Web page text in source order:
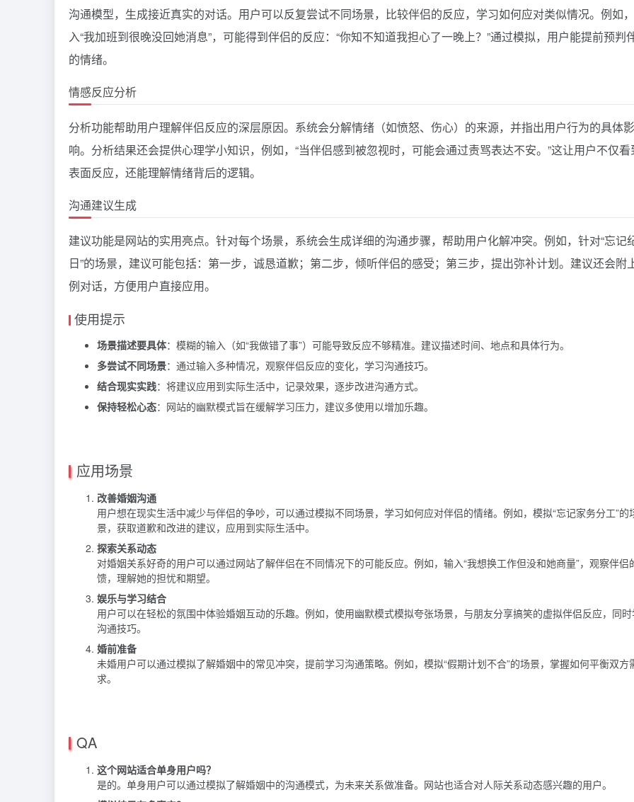
沟通模型，生成接近真实的对话。用户可以反复尝试不同场景，比较伴侣的反应，学习如何应对类似情况。例如
入“我加班到很晚没回她消息”，可能得到伴侣的反应：“你知不知道我担心了一晚上？”通过模拟，用户能提前预判
的情绪。
情感反应分析
分析功能帮助用户理解伴侣反应的深层原因。系统会分解情绪（如愤怒、伤心）的来源，并指出用户行为的具体影
响。分析结果还会提供心理学小知识，例如，“当伴侣感到被忽视时，可能会通过责骂表达不安。”这让用户不仅看
表面反应，还能理解情绪背后的逻辑。
沟通建议生成
建议功能是网站的实用亮点。针对每个场景，系统会生成详细的沟通步骤，帮助用户化解冲突。例如，针对“忘记
日”的场景，建议可能包括：第一步，诚恳道歉；第二步，倾听伴侣的感受；第三步，提出弥补计划。建议还会附
例对话，方便用户直接应用。
使用提示
场景描述要具体：模糊的输入（如“我做错了事”）可能导致反应不够精准。建议描述时间、地点和具体行为。
多尝试不同场景：通过输入多种情况，观察伴侣反应的变化，学习沟通技巧。
结合现实实践：将建议应用到实际生活中，记录效果，逐步改进沟通方式。
保持轻松心态：网站的幽默模式旨在缓解学习压力，建议多使用以增加乐趣。
应用场景
改善婚姻沟通
用户想在现实生活中减少与伴侣的争吵，可以通过模拟不同场景，学习如何应对伴侣的情绪。例如，模拟“忘记家务分工”的
景，获取道歉和改进的建议，应用到实际生活中。
探索关系动态
对婚姻关系好奇的用户可以通过网站了解伴侣在不同情况下的可能反应。例如，输入“我想换工作但没和她商量”，观察伴侣
馈，理解她的担忧和期望。
娱乐与学习结合
用户可以在轻松的氛围中体验婚姻互动的乐趣。例如，使用幽默模式模拟夸张场景，与朋友分享搞笑的虚拟伴侣反应，同时
沟通技巧。
婚前准备
未婚用户可以通过模拟了解婚姻中的常见冲突，提前学习沟通策略。例如，模拟“假期计划不合”的场景，掌握如何平衡双方
求。
QA
这个网站适合单身用户吗？
是的。单身用户可以通过模拟了解婚姻中的沟通模式，为未来关系做准备。网站也适合对人际关系动态感兴趣的用户。